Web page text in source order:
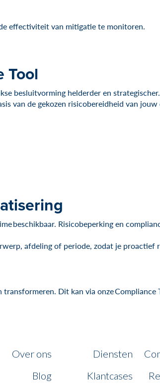
effectiviteit van mitigatie te monitoren.
Tool
besluitvorming helderder en
van de gekozen risicobereidheid van jouw
beschikbaar. Risicobeperking en
afdeling of periode, zodat je proactief
Dit kan via onze
Over ons Diensten
Blog
Klantcases